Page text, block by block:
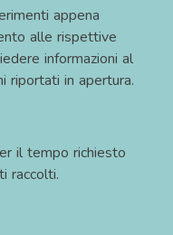
appena
alle rispettive
informazioni al
riportati in apertura.
il tempo richiesto
raccolti.